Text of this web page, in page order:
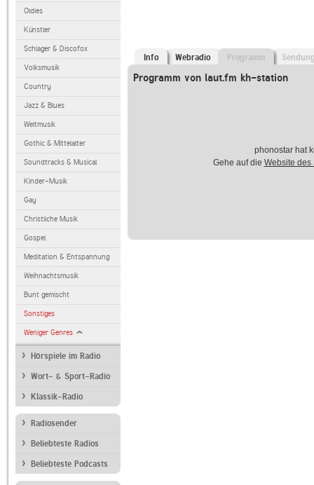
Oldies
Künstler
Schlager & Discofox
Volksmusik
Country
Jazz & Blues
Weltmusik
Gothic & Mittelalter
Soundtracks & Musical
Kinder-Musik
Gay
Christliche Musik
Gospel
Meditation & Entspannung
Weihnachtsmusik
Bunt gemischt
Sonstiges
Weniger Genres
Hörspiele im Radio
Wort- & Sport-Radio
Klassik-Radio
Radiosender
Beliebteste Radios
Beliebteste Podcasts
Info Webradio Programm
Programm von laut.fm kh-station
phonostar hat
Gehe auf die Website des